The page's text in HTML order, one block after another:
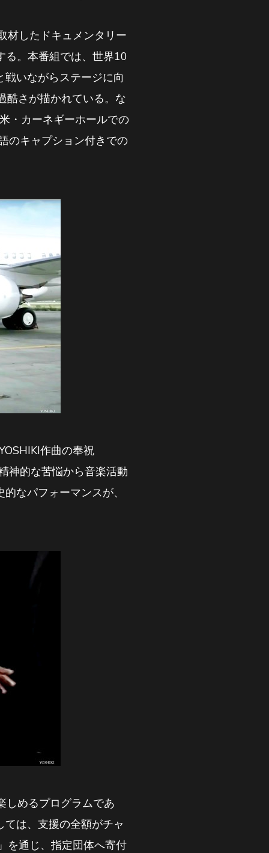
材したドキュメンタリー
。本番組では、世界10
いながらステージに向
酷さが描かれている。な
・カーネギーホールでの
のキャプション付きでの
作曲の奉祝
神的な苦悩から音楽活動
なパフォーマンスが、
しめるプログラムであ
は、支援の全額がチャ
を通じ、指定団体へ寄付